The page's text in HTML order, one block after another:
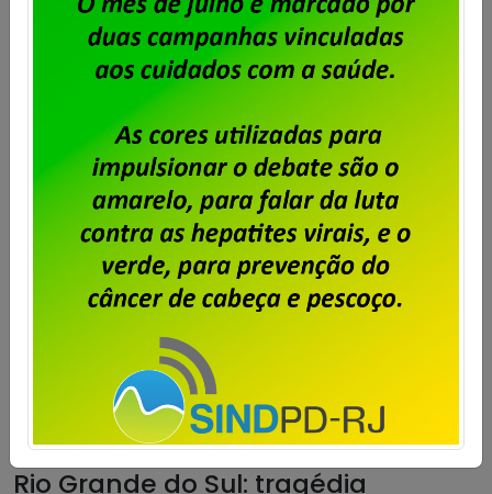
Feliz Dia das Mães!
Imprensa
Saiba mais
Rio Grande do Sul: tragédia